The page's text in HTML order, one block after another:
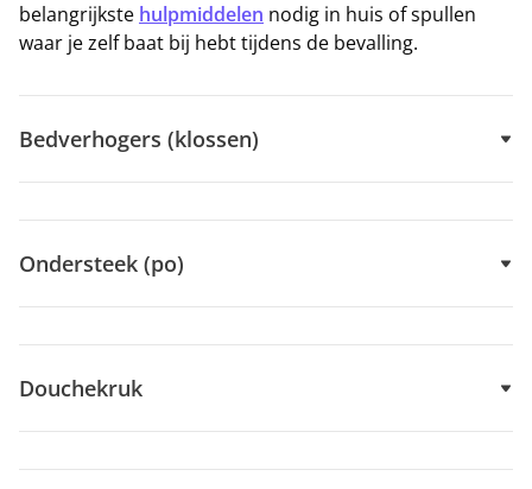
belangrijkste hulpmiddelen nodig in huis of spullen
waar je zelf baat bij hebt tijdens de bevalling.
Bedverhogers (klossen)
Ondersteek (po)
Douchekruk